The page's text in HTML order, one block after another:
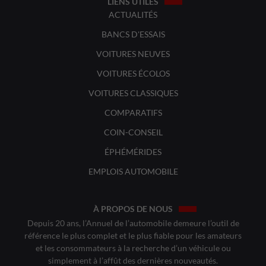
ACTUALITÉS
BANCS D'ESSAIS
VOITURES NEUVES
VOITURES ÉCOLOS
VOITURES CLASSIQUES
COMPARATIFS
COIN-CONSEIL
ÉPHÉMÉRIDES
EMPLOIS AUTOMOBILE
À PROPOS DE NOUS
Depuis 20 ans, l’Annuel de l’automobile demeure l’outil de
référence le plus complet et le plus fiable pour les amateurs
et les consommateurs à la recherche d’un véhicule ou
simplement à l’affût des dernières nouveautés.